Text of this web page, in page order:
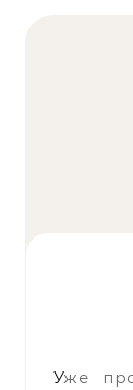
Уже просто ввожу тег «Человек на